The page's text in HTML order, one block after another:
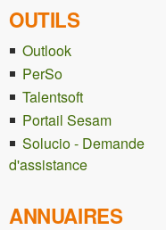
OUTILS
Outlook
PerSo
Talentsoft
Portail Sesam
Solucio - Demande
d'assistance
ANNUAIRES